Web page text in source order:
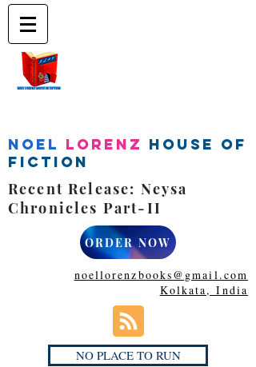
Noel Lorenz House of
Fiction
Recent Release: Neysa
Chronicles Part-II
ORDER NOW
noellorenzbooks@gmail.com
Kolkata, India
NO PLACE TO RUN